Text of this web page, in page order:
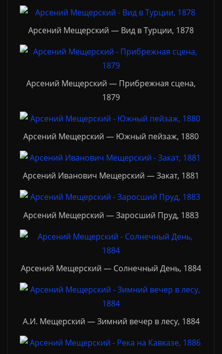
Арсений Мещерский — Вид в Турции, 1878
Арсений Мещерский — Прибрежная сцена,
1879
Арсений Мещерский — Южный пейзаж, 1880
Арсений Иванович Мещерский — Закат, 1881
Арсений Мещерский — Заросший Пруд, 1883
Арсений Мещерский — Солнечный День, 1884
А.И. Мещерский — Зимний вечер в лесу, 1884